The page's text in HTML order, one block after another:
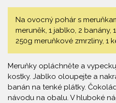
Na ovocný pohár s
meruněk, 1 jablko, 2
250g meruňkové zmrzliny, 1
Meruňky opláchněte a
kostky. Jablko oloupejte a
banán na tenké plátky.
návodu na obalu. V hluboké